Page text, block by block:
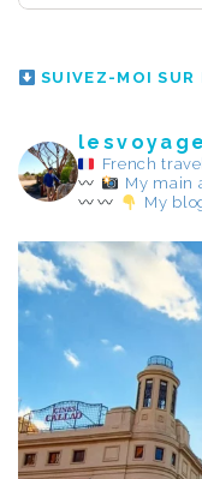
SUIVEZ-MOI SUR
French
My main
My